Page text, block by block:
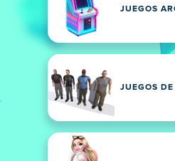
JUEGOS
JUEGOS